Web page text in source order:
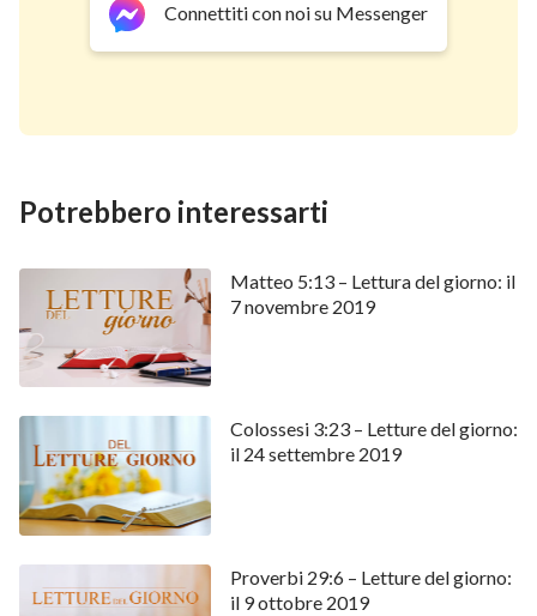
Connettiti con noi su Messenger
Potrebbero interessarti
Matteo 5:13 – Lettura del giorno: il
7 novembre 2019
Colossesi 3:23 – Letture del giorno:
il 24 settembre 2019
Proverbi 29:6 – Letture del giorno:
il 9 ottobre 2019